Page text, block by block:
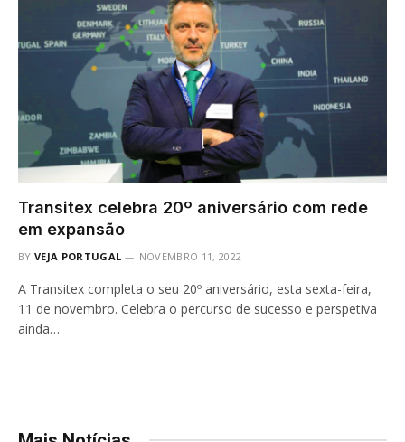
Transitex celebra 20º aniversário com rede
em expansão
BY VEJA PORTUGAL NOVEMBRO 11, 2022
A Transitex completa o seu 20º aniversário, esta sexta-feira,
11 de novembro. Celebra o percurso de sucesso e perspetiva
ainda…